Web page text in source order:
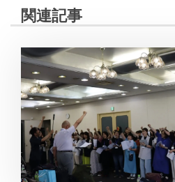
関連記事